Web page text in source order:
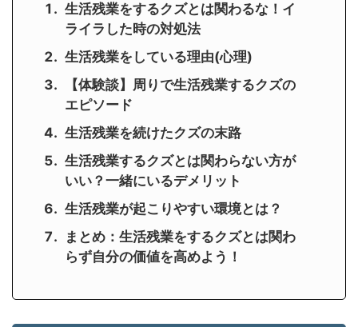
生活残業をするクズとは関わるな！イ
ライラした時の対処法
生活残業をしている理由(心理)
【体験談】周りで生活残業するクズの
エピソード
生活残業を続けたクズの末路
生活残業するクズとは関わらない方が
いい？一緒にいるデメリット
生活残業が起こりやすい環境とは？
まとめ：生活残業をするクズとは関わ
らず自分の価値を高めよう！